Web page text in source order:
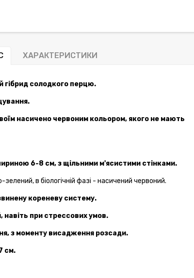
ХАРАКТЕРИСТИКИ
гібрид солодкого перцю.
насичено червоним кольором, якого не мають
6-8 см, з щільними м'ясистими стінками.
зелений, в біологічній фазі - насичений червоний.
кореневу систему.
навіть при стрессових умов.
з моменту висадження розсади.
см.